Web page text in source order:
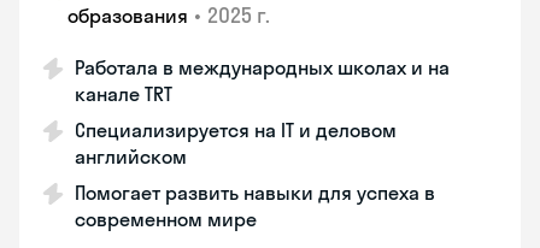
образования • 2025 г.
Работала в международных школах и на
канале TRT
Специализируется на IT и деловом
английском
Помогает развить навыки для успеха в
современном мире